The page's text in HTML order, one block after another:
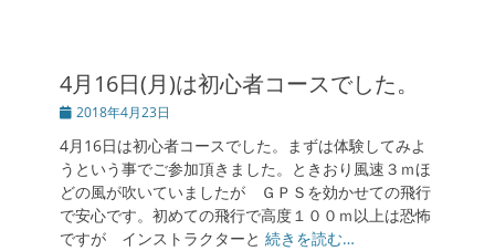
4月16日(月)は初心者コースでした。
投
日
2018年4月23日
4月16日は初心者コースでした。まずは体験してみよ
うという事でご参加頂きました。ときおり風速３ｍほ
どの風が吹いていましたが ＧＰＳを効かせての飛行
で安心です。初めての飛行で高度１００ｍ以上は恐怖
ですが インストラクターと 続きを読む…